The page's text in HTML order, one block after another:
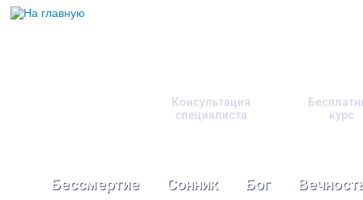
Консультация
специалиста
курс
Бессмертие Сонник Бог